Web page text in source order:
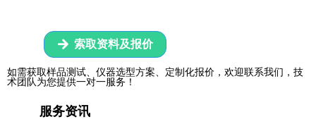
服务资讯
如需获取样品测试、仪器选型方案、定制化报价，欢迎联系我们，技
术团队为您提供一对一服务！
녒 索取资料及报价